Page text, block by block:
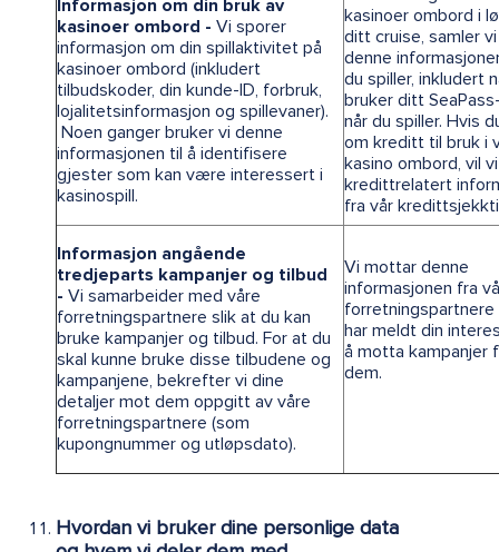
Informasjon om din bruk av
kasinoer ombord - Vi sporer
informasjon om din spillaktivitet på
kasinoer ombord (inkludert
tilbudskoder, din kunde-ID, forbruk,
lojalitetsinformasjon og spillevaner).
Noen ganger bruker vi denne
informasjonen til å identifisere
gjester som kan være interessert i
kasinospill.
kasinoer ombord i
ditt cruise, samler vi
denne
du spiller, inkludert
bruker ditt
når du spiller. Hvis
om kreditt til bruk i
kasino ombord, vil
kredittrelatert
fra vår
Informasjon angående
tredjeparts kampanjer og tilbud
- Vi samarbeider med våre
forretningspartnere slik at du kan
bruke kampanjer og tilbud. For at du
skal kunne bruke disse tilbudene og
kampanjene, bekrefter vi dine
detaljer mot dem oppgitt av våre
forretningspartnere (som
kupongnummer og utløpsdato).
Vi mottar denne
informasjonen fra
forretningspartnere
har meldt din
å motta kampanjer
dem.
Hvordan vi bruker dine personlige data